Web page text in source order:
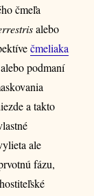
čmeľa
alebo
čmeliaka
podmaní
a takto
ale
fázu,